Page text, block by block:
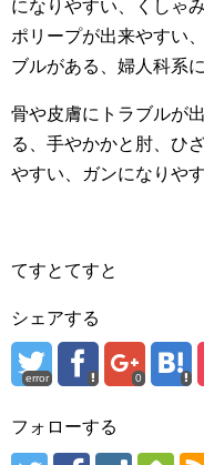
になりやすい、くしゃ
ポリープが出来やすい
ブルがある、婦人科系
骨や皮膚にトラブルが
る、手やかかと肘、ひ
やすい、ガンになりや
てすとてすと
シェアする
error 0
フォローする